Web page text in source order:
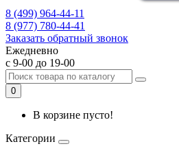
8 (499) 964-44-11
8 (977) 780-44-41
Заказать обратный звонок
Ежедневно
с 9-00 до 19-00
0
В корзине пусто!
Категории